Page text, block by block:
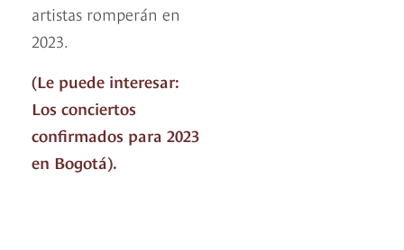
artistas romperán en
2023.
(Le puede interesar:
Los conciertos
confirmados para 2023
en Bogotá).